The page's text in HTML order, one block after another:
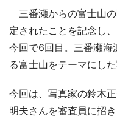
三番瀬からの富士山
定されたことを記念し
今回で6回目。三番瀬海
る富士山をテーマにし
今回は、写真家の鈴木
明夫さんを審査員に招